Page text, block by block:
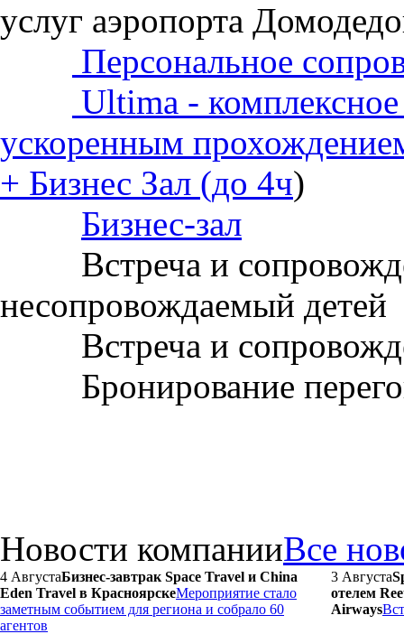
услуг аэропорта
Персональное
Ultima -
ускоренным
+ Бизнес Зал (до 4ч)
Бизнес-зал
Встреча и
несопровождаемый детей
Встреча и
Бронирование
Новости компанииВсе
4 АвгустаБизнес-завтрак Space Travel и China
Eden Travel в КрасноярскеМероприятие стало
заметным событием для региона и собрало 60
агентов
3 Августа
отелем
Airways